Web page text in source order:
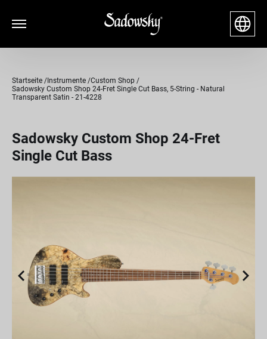
Startseite Instrumente Custom Shop
Sadowsky Custom Shop 24-Fret Single Cut Bass, 5-String - Natural
Transparent Satin - 21-4228
Sadowsky Custom Shop 24-Fret
Single Cut Bass